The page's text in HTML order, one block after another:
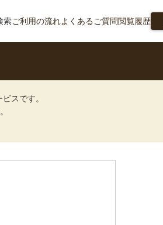
索ご利用の流れよくあるご質問閲覧履歴
スです。